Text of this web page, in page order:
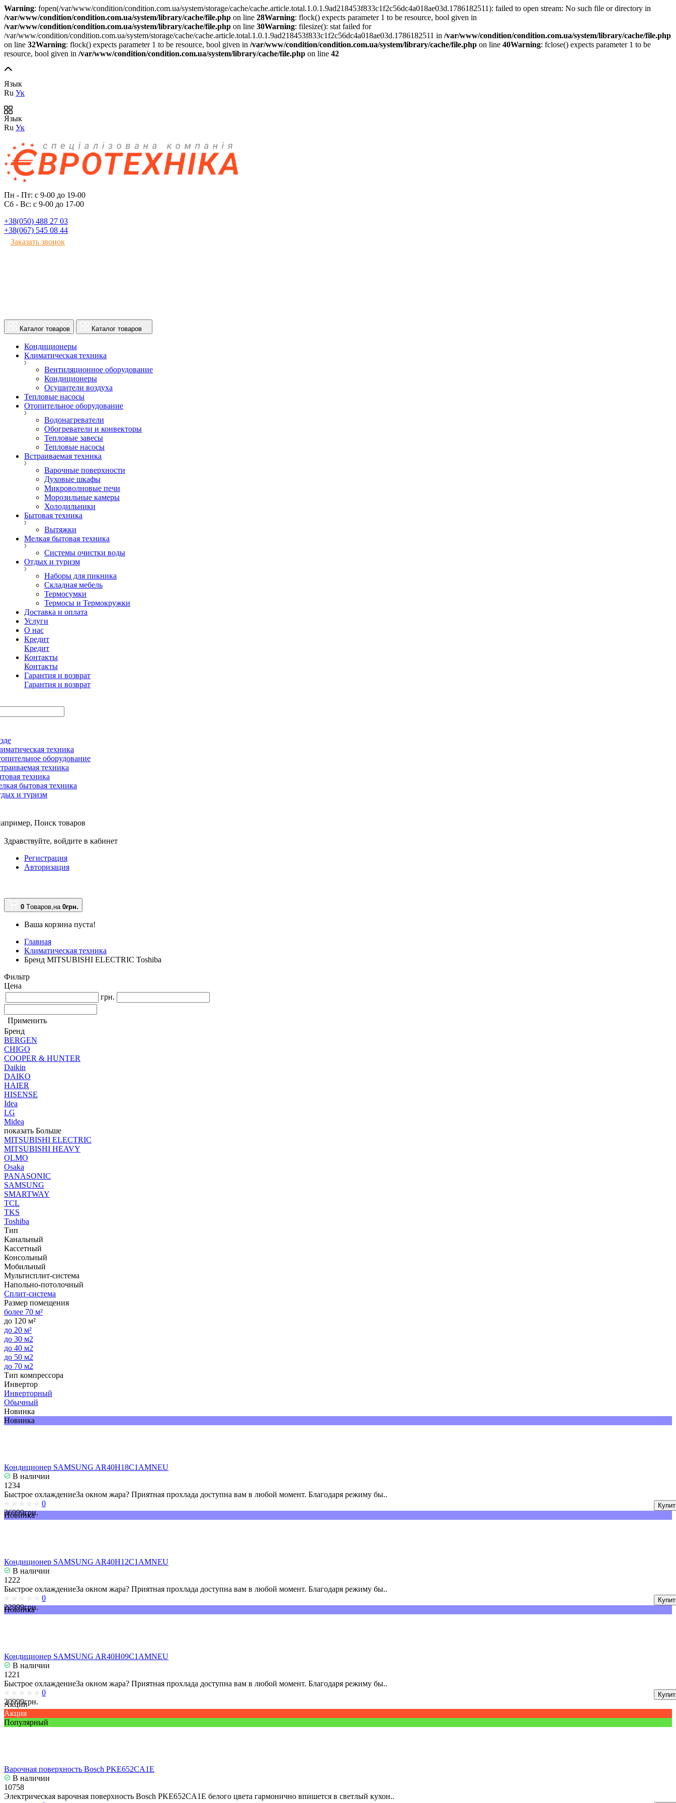
Warning: fopen(/var/www/condition/condition.com.ua/system/storage/cache/cache.article.total.1.0.1.9ad218453f833c1f2c56dc4a018ae03d.1786182511): failed to open stream: No such file or directory in
/var/www/condition/condition.com.ua/system/library/cache/file.php on line 28Warning: flock() expects parameter 1 to be resource, bool given in
/var/www/condition/condition.com.ua/system/library/cache/file.php on line 30Warning: filesize(): stat failed for
/var/www/condition/condition.com.ua/system/storage/cache/cache.article.total.1.0.1.9ad218453f833c1f2c56dc4a018ae03d.1786182511 in /var/www/condition/condition.com.ua/system/library/cache/file.php
on line 32Warning: flock() expects parameter 1 to be resource, bool given in /var/www/condition/condition.com.ua/system/library/cache/file.php on line 40Warning: fclose() expects parameter 1 to be
resource, bool given in /var/www/condition/condition.com.ua/system/library/cache/file.php on line 42
Язык
Ru Ук
Язык
Ru Ук
Пн - Пт: с 9-00 до 19-00
Сб - Вс: с 9-00 до 17-00
+38(050) 488 27 03
+38(067) 545 08 44
Заказать звонок
Каталог товаров Каталог товаров
Кондиционеры
Климатическая техника
Вентиляционное оборудование
Кондиционеры
Осушители воздуха
Тепловые насосы
Отопительное оборудование
Водонагреватели
Обогреватели и конвекторы
Тепловые завесы
Тепловые насосы
Встраиваемая техника
Варочные поверхности
Духовые шкафы
Микроволновые печи
Морозильные камеры
Холодильники
Бытовая техника
Вытяжки
Мелкая бытовая техника
Системы очистки воды
Отдых и туризм
Наборы для пикника
Складная мебель
Термосумки
Термосы и Термокружки
Доставка и оплата
Услуги
О нас
Кредит
Кредит
Контакты
Контакты
Гарантия и возврат
Гарантия и возврат
техника
оборудование
техника
техника
бытовая техника
и туризм
Поиск товаров
Здравствуйте, войдите в кабинет
Регистрация
Авторизация
0 Tоваров,на 0грн.
Ваша корзина пуста!
Главная
Климатическая техника
Бренд MITSUBISHI ELECTRIC Toshiba
Фильтр
Цена
грн.
Применить
Бренд
BERGEN
CHIGO
COOPER & HUNTER
Daikin
DAIKO
HAIER
HISENSE
Idea
LG
Midea
показать Больше
MITSUBISHI ELECTRIC
MITSUBISHI HEAVY
OLMO
Osaka
PANASONIC
SAMSUNG
SMARTWAY
TCL
TKS
Toshiba
Тип
Канальный
Кассетный
Консольный
Мобильный
Мультисплит-система
Напольно-потолочный
Сплит-система
Размер помещения
более 70 м²
до 120 м²
до 20 м²
до 30 м2
до 40 м2
до 50 м2
до 70 м2
Тип компрессора
Инвертор
Инверторный
Обычный
Новинка
Новинка
Кондиционер SAMSUNG AR40H18C1AMNEU
В наличии
1234
Быстрое охлаждениеЗа окном жара? Приятная прохлада доступна вам в любой момент. Благодаря режиму бы..
0
36999грн.
Новинка
Кондиционер SAMSUNG AR40H12C1AMNEU
В наличии
1222
Быстрое охлаждениеЗа окном жара? Приятная прохлада доступна вам в любой момент. Благодаря режиму бы..
0
22999грн.
Новинка
Кондиционер SAMSUNG AR40H09C1AMNEU
В наличии
1221
Быстрое охлаждениеЗа окном жара? Приятная прохлада доступна вам в любой момент. Благодаря режиму бы..
0
20999грн.
Акции
Акция
Популярный
Варочная поверхность Bosch PKE652CA1E
В наличии
10758
Электрическая варочная поверхность Bosch PKE652CA1E белого цвета гармонично впишется в светлый кухон..